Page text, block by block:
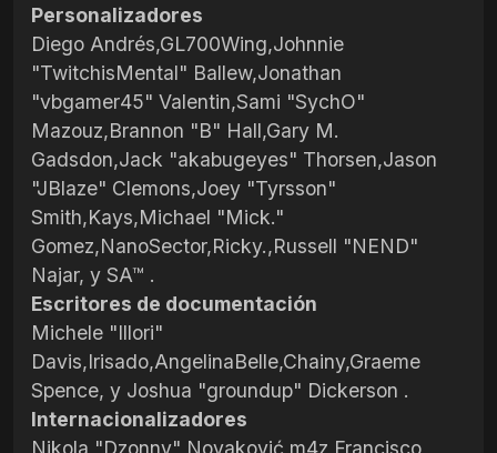
Personalizadores
Diego Andrés,GL700Wing,Johnnie
"TwitchisMental" Ballew,Jonathan
"vbgamer45" Valentin,Sami "SychO"
Mazouz,Brannon "B" Hall,Gary M.
Gadsdon,Jack "akabugeyes" Thorsen,Jason
"JBlaze" Clemons,Joey "Tyrsson"
Smith,Kays,Michael "Mick."
Gomez,NanoSector,Ricky.,Russell "NEND"
Najar, y SA™ .
Escritores de documentación
Michele "Illori"
Davis,Irisado,AngelinaBelle,Chainy,Graeme
Spence, y Joshua "groundup" Dickerson .
Internacionalizadores
Nikola "Dzonny" Novaković,m4z,Francisco